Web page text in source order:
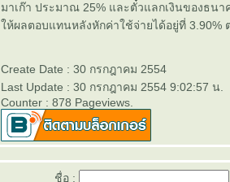
มาเก๊า ประมาณ 25% และตั๋วแลกเงินของธน
ห้ผลตอบแทนหลังหักค่าใช้จ่ายได้อยู่ที่ 3.90%
Create Date : 30 กรกฎาคม 2554
Last Update : 30 กรกฎาคม 2554 9:02:57 น.
Counter : 878 Pageviews.
ชื่อ :